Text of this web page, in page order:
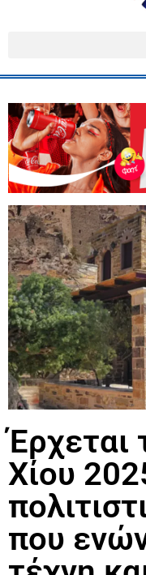
Έρχεται
Χίου
που